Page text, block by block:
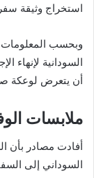
استخراج وثيقة
وبحسب المعلومات
السودانية لإنهاء
أن يتعرض لوعكة
ملابسات
أفادت مصادر بأن
السوداني إلى